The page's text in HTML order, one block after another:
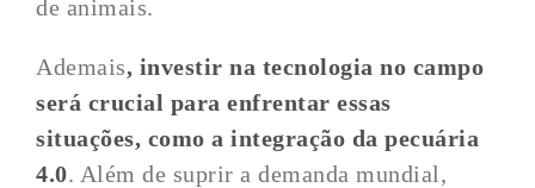
de animais.
Ademais, investir na tecnologia no campo
será crucial para enfrentar essas
situações, como a integração da pecuária
4.0. Além de suprir a demanda mundial,